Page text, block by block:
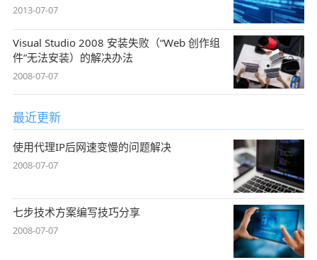
2013-07-07
Visual Studio 2008 安装失败（“Web 创作组
件”无法安装）的解决办法
2008-07-07
最近更新
使用代理IP后网速变慢的问题解决
2008-07-07
七步技术方案编写技巧分享
2008-07-07